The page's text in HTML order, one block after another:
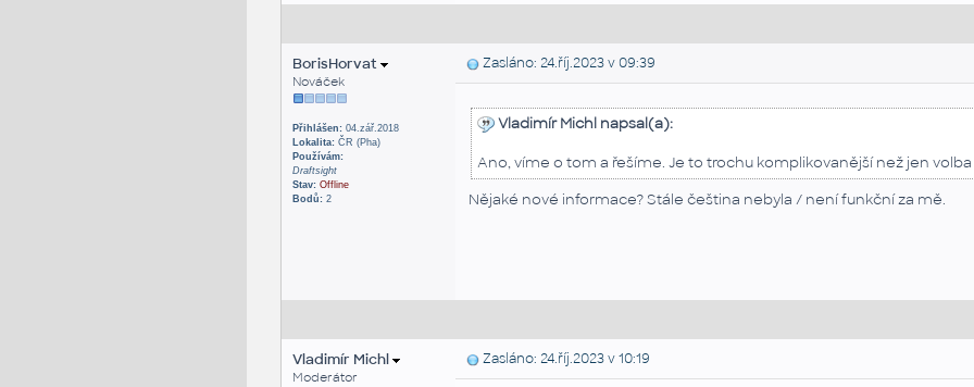
BorisHorvat
Nováček
Přihlášen:04.zář.2018
Lokalita:ČR (Pha)
Používám:
Draftsight
Stav: Offline
Bodů:2
Zasláno: 24.říj.2023 v 09:39
Vladimír Michl napsal(a):
Ano, víme o tom a řešíme. Je to trochu komplikovanější než jen
Nějaké nové informace? Stále čeština nebyla / není funkční za mě.
Vladimír Michl
Moderátor
Zasláno: 24.říj.2023 v 10:19